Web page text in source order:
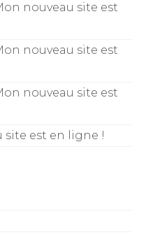
nouveau site est
nouveau site est
nouveau site est
site est en ligne !